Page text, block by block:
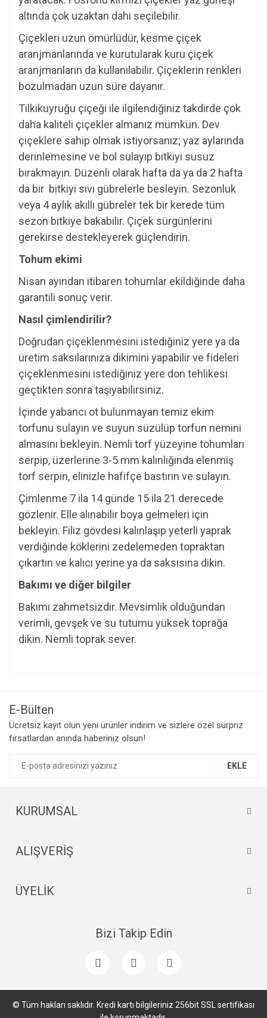
altında çok uzaktan dahi seçilebilir.
Çiçekleri uzun ömürlüdür, kesme çiçek
aranjmanlarında ve kurutularak kuru çiçek
aranjmanların da kullanılabilir. Çiçeklerin renkleri
bozulmadan uzun süre dayanır.
Tilkikuyruğu çiçeği ile ilgilendiğiniz takdirde çok
daha kaliteli çiçekler almanız mümkün. Dev
çiçeklere sahip olmak istiyorsanız; yaz aylarında
derinlemesine ve bol sulayıp bitkiyi susuz
bırakmayın. Düzenli olarak hafta da ya da 2 hafta
da bir bitkiyi sıvı gübrelerle besleyin. Sezonluk
veya 4 aylık akıllı gübreler tek bir kerede tüm
sezon bitkiye bakabilir. Çiçek sürgünlerini
gerekirse destekleyerek güçlendirin.
Tohum ekimi
Nisan ayından itibaren tohumlar ekildiğinde daha
garantili sonuç verir.
Nasıl çimlendirilir?
Doğrudan çiçeklenmesini istediğiniz yere ya da
üretim saksılarınıza dikimini yapabilir ve fideleri
çiçeklenmesini istediğiniz yere don tehlikesi
geçtikten sonra taşıyabilirsiniz.
İçinde yabancı ot bulunmayan temiz ekim
torfunu sulayın ve suyun süzülüp torfun nemini
almasını bekleyin. Nemli torf yüzeyine tohumları
serpip, üzerlerine 3-5 mm kalınlığında elenmiş
torf serpin, elinizle hafifçe bastırın ve sulayın.
Çimlenme 7 ila 14 günde 15 ila 21 derecede
gözlenir. Elle alınabilir boya gelmeleri için
bekleyin. Filiz gövdesi kalınlaşıp yeterli yaprak
verdiğinde köklerini zedelemeden topraktan
çıkartın ve kalıcı yerine ya da saksısına dikin.
Bakımı ve diğer bilgiler
Bakımı zahmetsizdir. Mevsimlik olduğundan
verimli, gevşek ve su tutumu yüksek toprağa
dikin. Nemli toprak sever.
Ürün resmi kalitesiz, bozuk veya görüntülenemiyor.
Ürün açıklamasında eksik bilgiler bulunuyor.
E-Bülten
Ücretsiz kayıt olun yeni ürünler indirim ve sizlere özel sürpriz
fırsatlardan anında haberiniz olsun!
EKLE
KURUMSAL
ALIŞVERİŞ
ÜYELİK
Bizi Takip Edin
© Tüm hakları saklıdır. Kredi kartı bilgileriniz 256bit SSL sertifikası